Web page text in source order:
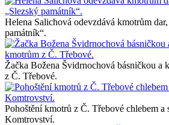
Helena Salichová odevzdává kmotrům
památník“.
Žačka Božena Švidrnochová básničkou a
z Č. Třebové.
Pohoštění kmotrů z Č. Třebové chlebem a
Komtrovství.